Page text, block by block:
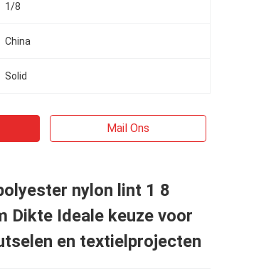
1/8
China
Solid
Mail Ons
nylon lint 1 8
Dikte Ideale keuze voor
en textielprojecten